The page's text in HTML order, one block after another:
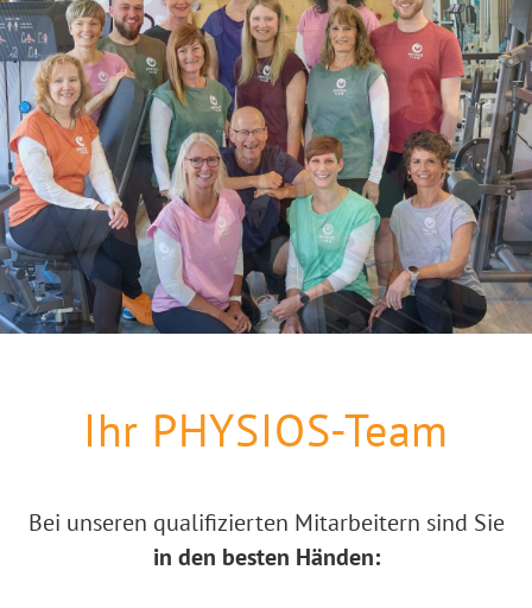
Ihr PHYSIOS-Team
Bei unseren qualifizierten Mitarbeitern sind Sie
in den besten Händen: